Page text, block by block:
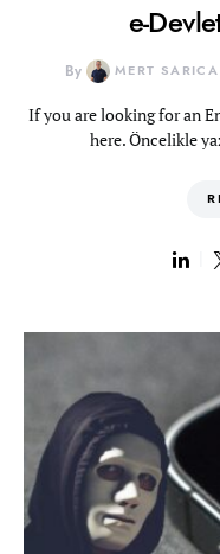
e-
By MERT SARICA
If you are looking for an
here. Öncelikle